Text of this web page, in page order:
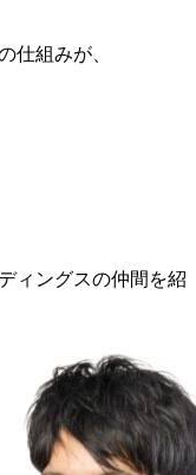
仕組みが、
ィングスの仲間を紹